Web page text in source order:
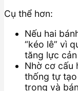
Cụ thể hơn:
Nếu hai
“kéo lê” vì
tăng lực
Nhờ cơ cấu
thống tự
trong và